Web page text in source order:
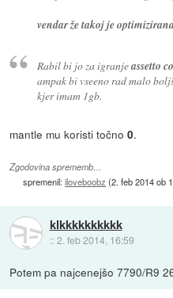
vendar že takoj je
Rabil bi jo za igranjeassetto
ampak bi vseeno rad malo
kjer imam 1gb.
mantle mu koristi točno0.
Zgodovina sprememb…
spremenil:iloveboobz (2. feb 2014 ob
klkkkkkkkkkk
::2. feb 2014, 16:59
Potem pa najcenejšo 7790/R9